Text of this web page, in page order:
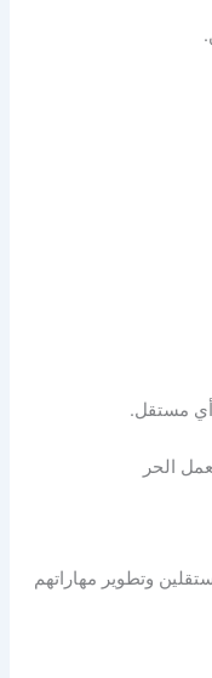
أي مستقل.
الحر
وتطوير مهاراتهم